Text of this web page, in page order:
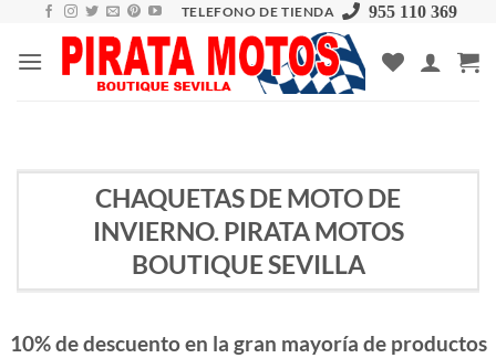
content
TELEFONO DE TIENDA 955 110 369
CHAQUETAS DE MOTO DE
INVIERNO. PIRATA MOTOS
BOUTIQUE SEVILLA
10% de descuento en la gran mayoría de productos